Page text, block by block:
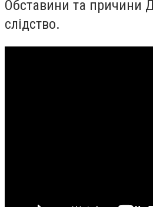
Обставини та причини
слідство.